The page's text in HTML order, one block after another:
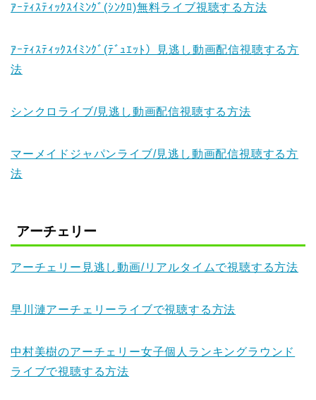
ｱｰﾃｨｽﾃｨｯｸｽｲﾐﾝｸﾞ(ｼﾝｸﾛ)無料ライブ視聴する方法
ｱｰﾃｨｽﾃｨｯｸｽｲﾐﾝｸﾞ(ﾃﾞｭｴｯﾄ）見逃し動画配信視聴する方
法
シンクロライブ/見逃し動画配信視聴する方法
マーメイドジャパンライブ/見逃し動画配信視聴する方
法
アーチェリー
アーチェリー見逃し動画/リアルタイムで視聴する方法
早川漣アーチェリーライブで視聴する方法
中村美樹のアーチェリー女子個人ランキングラウンド
ライブで視聴する方法